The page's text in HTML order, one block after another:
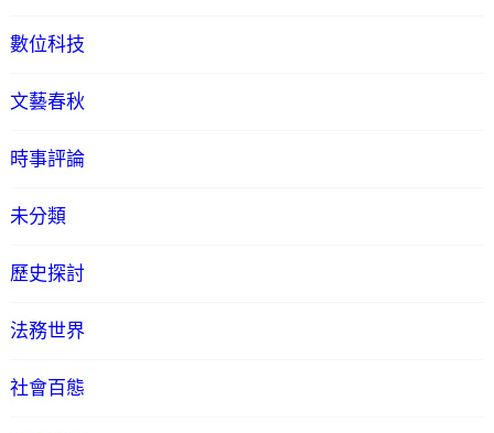
數位科技
文藝春秋
時事評論
未分類
歷史探討
法務世界
社會百態